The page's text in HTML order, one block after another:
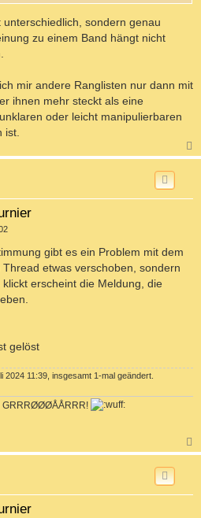
sondern genau
zu einem Band hängt nicht
mir andere Ranglisten nur dann mit
ihnen mehr steckt als eine
oder leicht manipulierbaren
ist.
a
gibt es ein Problem mit dem
etwas verschoben, sondern
erscheint die Meldung, die
gelöst
2024 11:39, insgesamt 1-mal geändert.
GRRRØØØÅÅRRR!
a